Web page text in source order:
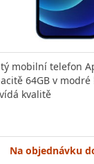
mobilní telefon
64GB v modré
kvalitě
Na objednávku